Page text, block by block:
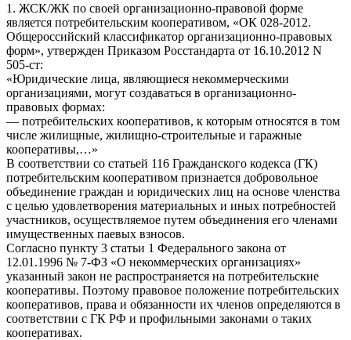
1. ЖСК/ЖК по своей организационно-правовой форме
является потребительским кооперативом, «ОК 028-2012.
Общероссийский классификатор организационно-правовых
форм», утвержден Приказом Росстандарта от 16.10.2012 N
505-ст:
«Юридические лица, являющиеся некоммерческими
организациями, могут создаваться в организационно-
правовых формах:
— потребительских кооперативов, к которым относятся в том
числе жилищные, жилищно-строительные и гаражные
кооперативы,…»
В соответствии со статьей 116 Гражданского кодекса (ГК)
потребительским кооперативом признается добровольное
объединение граждан и юридических лиц на основе членства
с целью удовлетворения материальных и иных потребностей
участников, осуществляемое путем объединения его членами
имущественных паевых взносов.
Согласно пункту 3 статьи 1 Федерального закона от
12.01.1996 № 7-ФЗ «О некоммерческих организациях»
указанный закон не распространяется на потребительские
кооперативы. Поэтому правовое положение потребительских
кооперативов, права и обязанности их членов определяются в
соответствии с ГК РФ и профильными законами о таких
кооперативах.